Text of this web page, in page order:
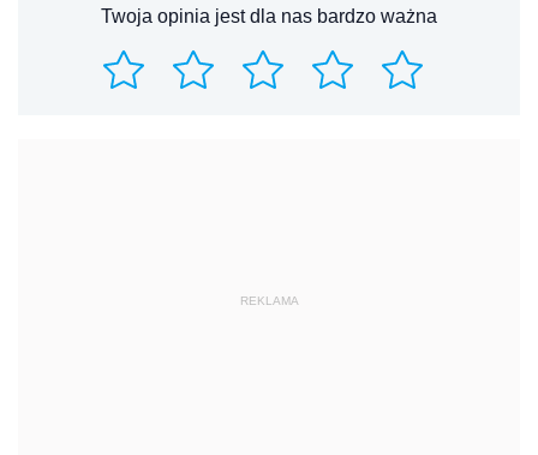
Twoja opinia jest dla nas bardzo ważna
REKLAMA